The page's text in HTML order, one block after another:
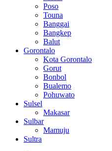
Poso
Touna
Banggai
Bangkep
Balut
Gorontalo
Kota Gorontalo
Gorut
Bonbol
Bualemo
Pohuwato
Sulsel
Makasar
Sulbar
Mamuju
Sultra